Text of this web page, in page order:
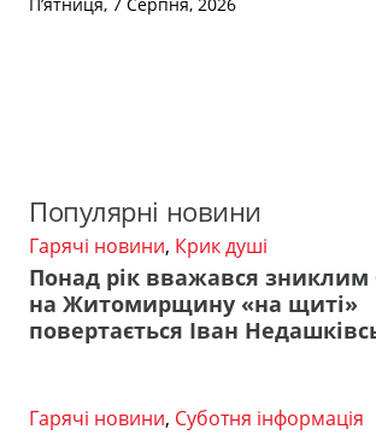
Популярні новини
Гарячі новини, Крик душі
Понад рік вважався зниклим
на Житомирщину «на щиті»
повертається Іван
Гарячі новини, Суботня інформація